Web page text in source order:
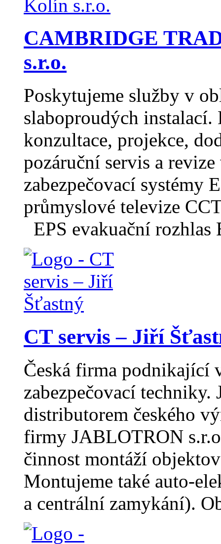
CAMBRIDGE
s.r.o.
Poskytujeme služby v
slaboproudých
konzultace, projekce,
pozáruční servis a
zabezpečovací systémy
průmyslové televize
EPS evakuační rozhlas
CT servis – Jiří
Česká firma podnikající
zabezpečovací techniky.
distributorem českého
firmy JABLOTRON
činnost montáží
Montujeme také auto-
a centrální zamykání).